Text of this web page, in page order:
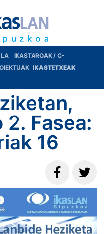
IKASTAROAK / C-
IKASTETXEAK
Fasea:
16